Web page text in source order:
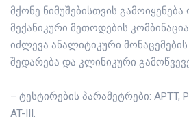
მქონე ნიმუშებისთვის
მექანიკური მეთოდების
იძლევა ანალიტიკური
შედარება და კლინიკური
– ტესტირების პარამეტრები: APTT,
AT-III.